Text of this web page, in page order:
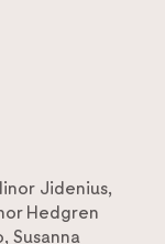
Jidenius,
Hedgren
, Susanna